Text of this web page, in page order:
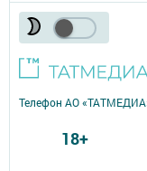
Телефон АО
18+